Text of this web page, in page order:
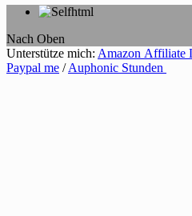
Nach Oben
Unterstütze mich: Amazon Affiliate
Paypal me /Auphonic Stunden